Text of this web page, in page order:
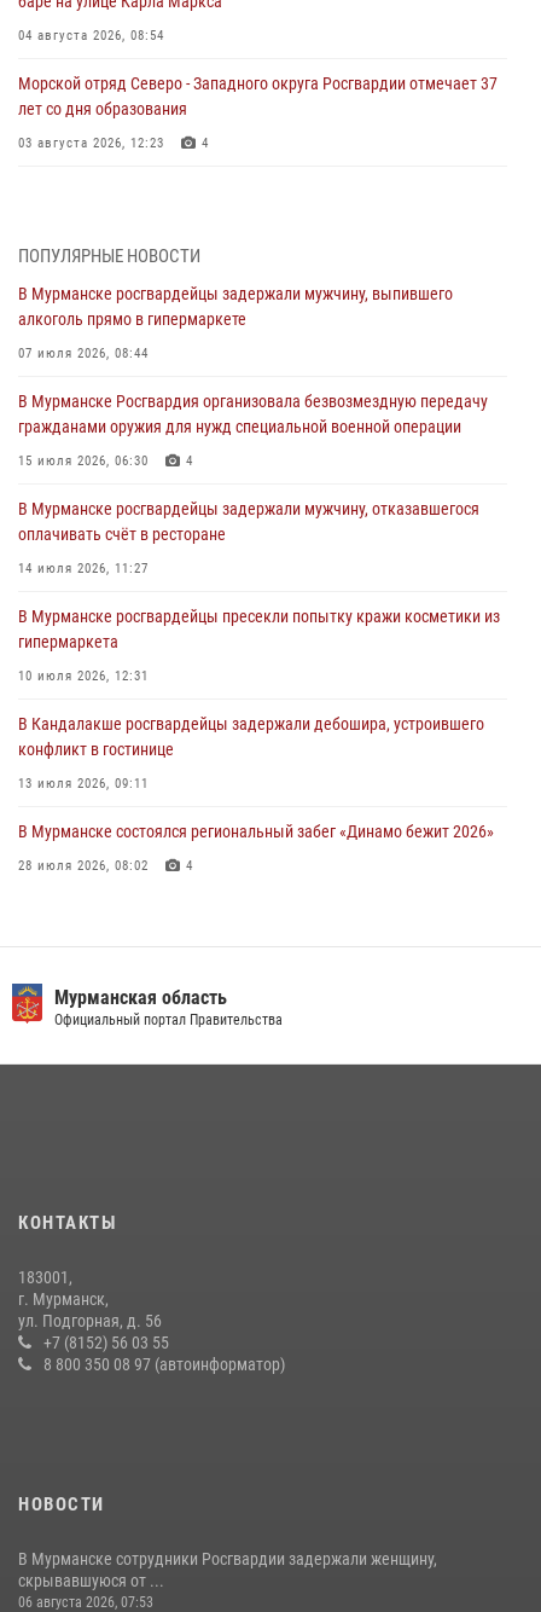
04 августа 2026, 08:54
Морской отряд Северо - Западного округа Росгвардии отмечает 37
лет со дня образования
03 августа 2026, 12:23 4
Сотрудники Росгвардии провели инструктаж по
антитеррористической защищенности для членов избирательных
31 июля 2026, 08:48 3
Сотрудники Росгвардии задержали мужчину, не оплатившего счет в
30 июля 2026, 14:09
В Управлении Росгвардии по Мурманской области прошло пожарно-
30 июля 2026, 14:05
В Управлении Росгвардии по Мурманской области состоялось
равноапостольного великого князя Владимира
29 июля 2026, 12:17
ПОПУЛЯРНЫЕ НОВОСТИ
В Мурманске росгвардейцы задержали мужчину, выпившего
алкоголь прямо в гипермаркете
07 июля 2026, 08:44
В Мурманске Росгвардия организовала безвозмездную передачу
гражданами оружия для нужд специальной военной операции
15 июля 2026, 06:30 4
В Мурманске росгвардейцы задержали мужчину, отказавшегося
оплачивать счёт в ресторане
14 июля 2026, 11:27
В Мурманске росгвардейцы пресекли попытку кражи косметики из
гипермаркета
10 июля 2026, 12:31
В Кандалакше росгвардейцы задержали дебошира, устроившего
конфликт в гостинице
13 июля 2026, 09:11
В Мурманске состоялся региональный забег «Динамо бежит 2026»
28 июля 2026, 08:02 4
15 июля 2026, 14:01
Первый Мурманский терминал» передал Управлению Росгвардии
по Мурманской области новый автомобиль для несения службы
21 июля 2026, 08:15
Мурманская область
Официальный портал Правительства
КОНТАКТЫ
183001,
г. Мурманск,
ул. Подгорная, д. 56
+7 (8152) 56 03 55
8 800 350 08 97 (автоинформатор)
НОВОСТИ
В Мурманске сотрудники Росгвардии задержали женщину,
скрывавшуюся от ...
06 августа 2026, 07:53